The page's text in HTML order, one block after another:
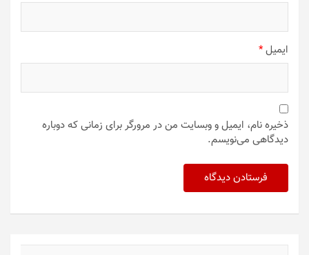
ایمیل*
ذخیره نام، ایمیل و وبسایت من در مرورگر برای زمانی که دوباره
دیدگاهی می‌نویسم.